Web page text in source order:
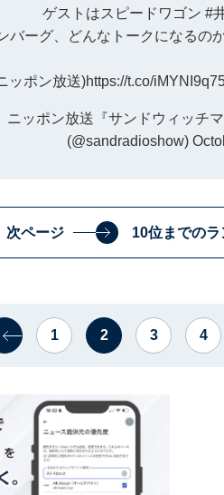
ゲストはスピードワゴン #
バーグ、どんなトークになるの
ッポン放送)https://t.co/
ッポン放送『サンドウィッチマ
(@sandradioshow)
次ページ 10位までの
1 2 3 4